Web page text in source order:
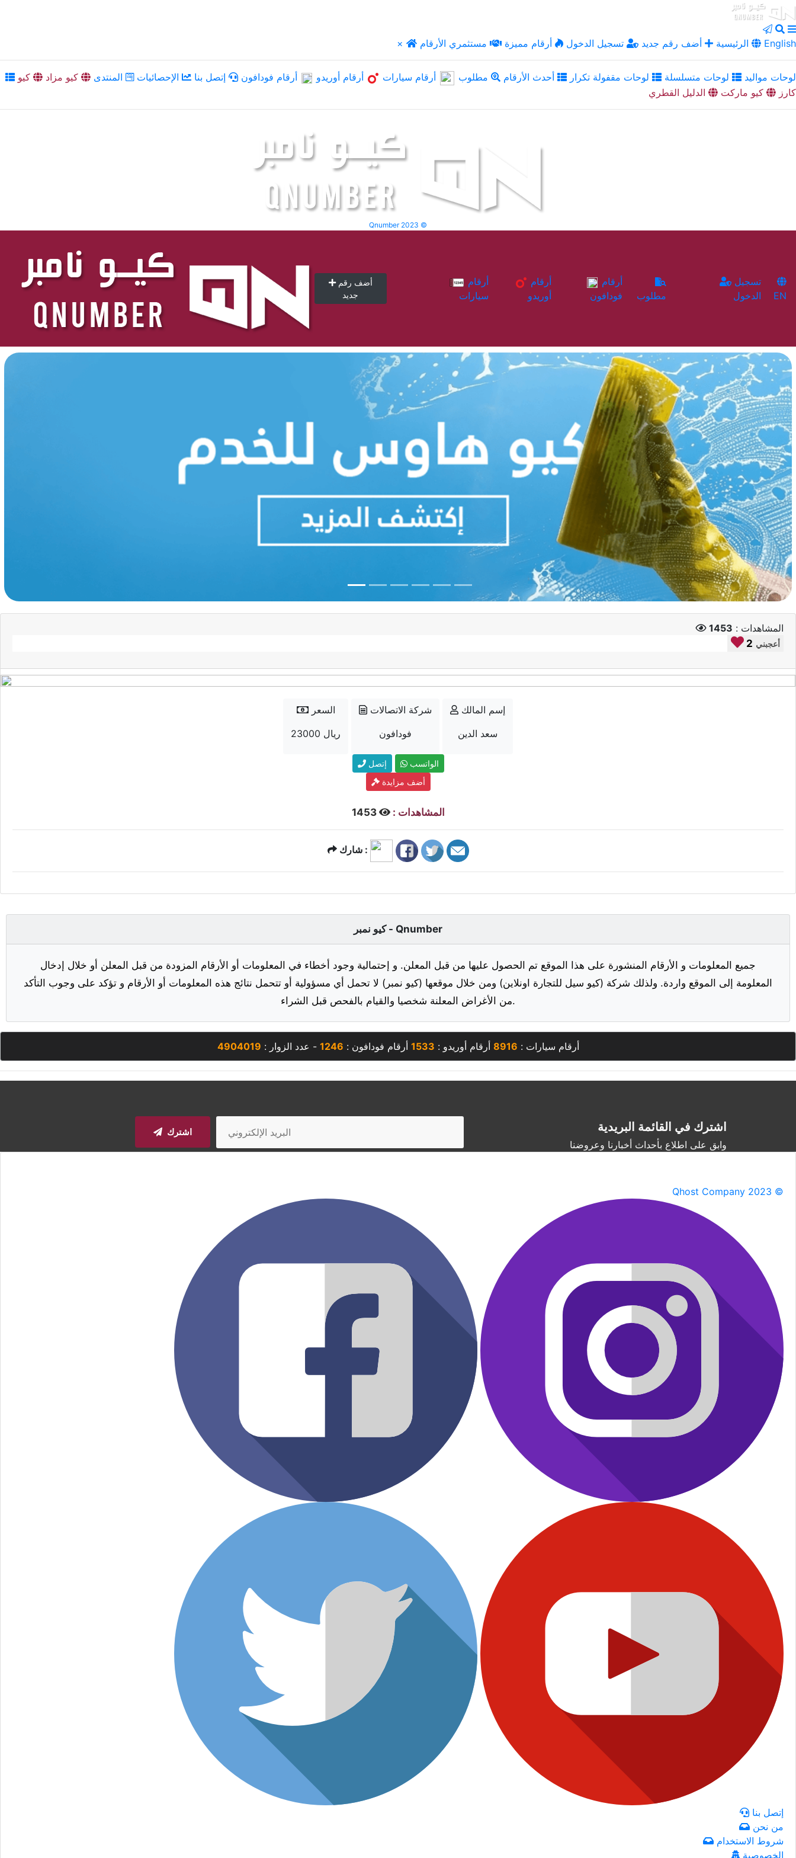
× الرئيسية أضف رقم جديد تسجيل الدخول أرقام مميزة مستثمري الأرقام English
لوحات مواليد لوحات متسلسلة لوحات مقفولة تكرار أحدث الأرقام مطلوب أرقام سيارات أرقام أوريدو أرقام فودافون إتصل بنا الإحصائيات المنتدى كيو مزاد
كيو
كارز
كيو ماركت الدليل القطري
Qnumber 2023 ©
أضف رقم
جديد
سيارات
أوريدو
فودافون
مطلوب
الدخول
EN
المشاهدات : 1453
2 أعجبني
السعر
23000 ريال
شركة الاتصالات
فودافون
إسم المالك
سعد الدين
إتصل
الواتسب
أضف مزايدة
المشاهدات : 1453
شارك :
كيو نمبر - Qnumber
جميع المعلومات و الأرقام المنشورة على هذا الموقع تم الحصول عليها من قبل المعلن. و إحتمالية وجود أخطاء في المعلومات أو الأرقام المزودة من قبل المعلن أو خلال إدخال
المعلومة إلى الموقع واردة. ولذلك شركة (كيو سيل للتجارة اونلاين) ومن خلال موقعها (كيو نمبر) لا تحمل أي مسؤولية أو تتحمل نتائج هذه المعلومات أو الأرقام و تؤكد على وجوب التأكد
من الأغراض المعلنة شخصيا والقيام بالفحص قبل الشراء.
أرقام سيارات : 8916 أرقام أوريدو : 1533 أرقام فودافون : 1246 - عدد الزوار : 4904019
اشترك في القائمة البريدية
وابق على اطلاع بأحداث أخبارنا وعروضنا
اشترك
Qhost Company 2023 ©
إتصل بنا
من نحن
شروط الاستخدام
الخصوصية